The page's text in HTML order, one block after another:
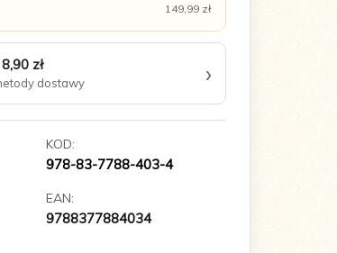
149,99 zł
zł
dostawy ›
KOD:
978-83-7788-403-4
EAN:
9788377884034